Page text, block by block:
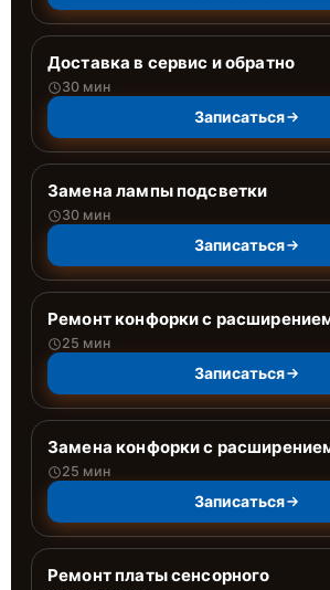
Доставка в сервис и обратно
30 мин
Записаться
Замена лампы подсветки
30 мин
Записаться
Ремонт конфорки с
25 мин
Записаться
Замена конфорки с
25 мин
Записаться
Ремонт платы сенсорного